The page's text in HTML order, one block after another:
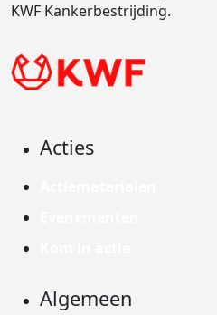
KWF Kankerbestrijding.
Acties
Algemeen